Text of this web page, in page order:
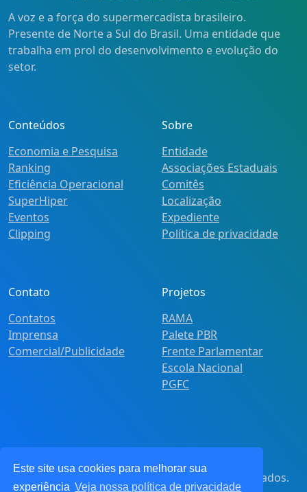
Este site usa cookies para melhorar sua
experiência Veja nossa política de privacidade
A voz e a força do supermercadista brasileiro.
Presente de Norte a Sul do Brasil. Uma entidade que
trabalha em prol do desenvolvimento e evolução do
setor.
Conteúdos
Economia e Pesquisa
Ranking
Eficiência Operacional
SuperHiper
Eventos
Clipping
Sobre
Entidade
Associações Estaduais
Comitês
Localização
Expediente
Política de privacidade
Contato
Contatos
Imprensa
Comercial/Publicidade
Projetos
RAMA
Palete PBR
Frente Parlamentar
Escola Nacional
PGFC
Pot&Pracy
. Todos os direitos reservados.